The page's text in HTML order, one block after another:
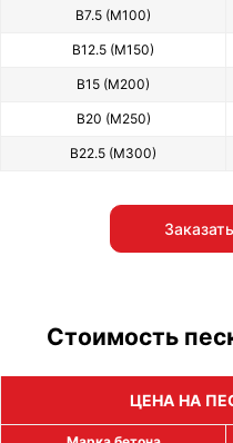
В7.5 (М100)
В12.5 (М150)
В15 (М200)
В20 (М250)
В22.5 (М300)
Стоимость
ЦЕНА НА